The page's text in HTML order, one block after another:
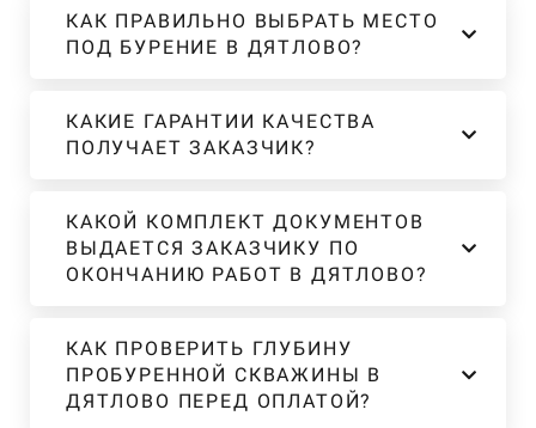
КАК ПРАВИЛЬНО ВЫБРАТЬ МЕСТО
ПОД БУРЕНИЕ В ДЯТЛОВО?
КАКИЕ ГАРАНТИИ КАЧЕСТВА
ПОЛУЧАЕТ ЗАКАЗЧИК?
КАКОЙ КОМПЛЕКТ ДОКУМЕНТОВ
ВЫДАЕТСЯ ЗАКАЗЧИКУ ПО
ОКОНЧАНИЮ РАБОТ В ДЯТЛОВО?
КАК ПРОВЕРИТЬ ГЛУБИНУ
ПРОБУРЕННОЙ СКВАЖИНЫ В
ДЯТЛОВО ПЕРЕД ОПЛАТОЙ?